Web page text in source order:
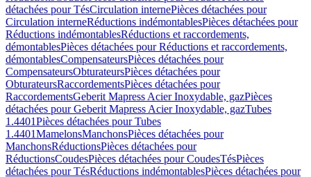
détachées pour TésCirculation internePièces détachées pour
Circulation interneRéductions indémontablesPièces détachées pour
Réductions indémontablesRéductions et raccordements,
démontablesPièces détachées pour Réductions et raccordements,
démontablesCompensateursPièces détachées pour
CompensateursObturateursPièces détachées pour
ObturateursRaccordementsPièces détachées pour
RaccordementsGeberit Mapress Acier Inoxydable, gazPièces
détachées pour Geberit Mapress Acier Inoxydable, gazTubes
1.4401Pièces détachées pour Tubes
1.4401MamelonsManchonsPièces détachées pour
ManchonsRéductionsPièces détachées pour
RéductionsCoudesPièces détachées pour CoudesTésPièces
détachées pour TésRéductions indémontablesPièces détachées pour